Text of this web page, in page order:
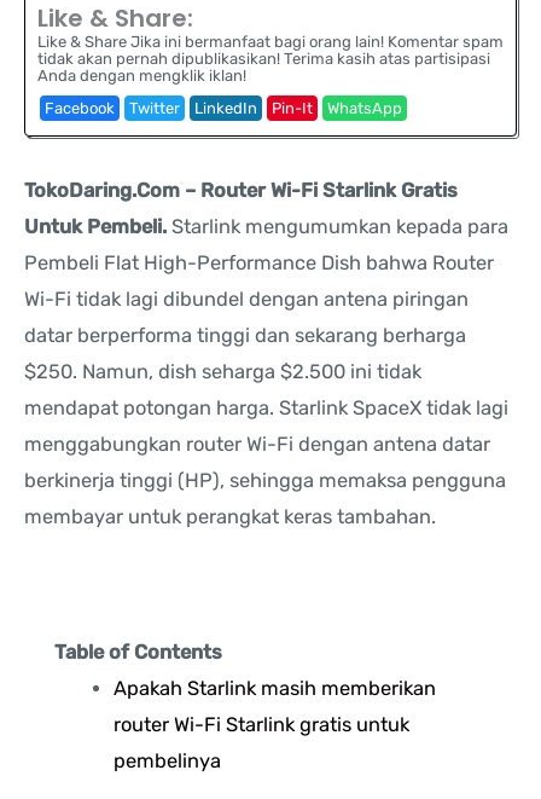
Like & Share:
Like & Share Jika ini bermanfaat bagi orang lain! Komentar spam
tidak akan pernah dipublikasikan! Terima kasih atas partisipasi
Anda dengan mengklik iklan!
Facebook
Twitter LinkedIn Pin-It WhatsApp
TokoDaring.Com – Router Wi-Fi Starlink Gratis
Untuk Pembeli. Starlink mengumumkan kepada para
Pembeli Flat High-Performance Dish bahwa Router
Wi-Fi tidak lagi dibundel dengan antena piringan
datar berperforma tinggi dan sekarang berharga
$250. Namun, dish seharga $2.500 ini tidak
mendapat potongan harga. Starlink SpaceX tidak lagi
menggabungkan router Wi-Fi dengan antena datar
berkinerja tinggi (HP), sehingga memaksa pengguna
membayar untuk perangkat keras tambahan.
Table of Contents
Apakah Starlink masih memberikan
router Wi-Fi Starlink gratis untuk
pembelinya